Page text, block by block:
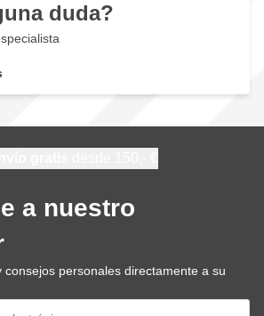
duda?
a nuestro
consejos personales directamente a su